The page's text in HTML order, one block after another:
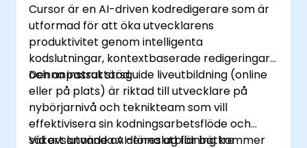
Cursor är en AI-driven kodredigerare som är
utformad för att öka utvecklarens
produktivitet genom intelligenta
kodslutningar, kontextbaserade redigeringar
och anpassat stöd.
Denna instruktörsguide liveutbildning (online
eller på plats) är riktad till utvecklare på
nybörjarnivå och teknikteam som vill
effektivisera sin kodningsarbetsflöde och
säkert använda AI-föreslag för bättre
Vid avslutande av denna utbildning kommer